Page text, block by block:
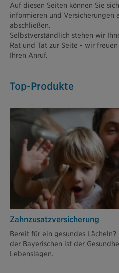
Auf diesen Seiten können Sie
informieren und Versicherungen
abschließen.
Selbstverständlich stehen wir
Rat und Tat zur Seite - wir
Ihren Anruf.
Top-Produkte
Zahn­zusatz­versicherung
Bereit für ein gesundes
der Bayerischen ist der
Lebenslagen.